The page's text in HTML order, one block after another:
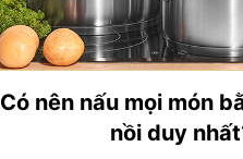
Có nên nấu mọi món
nồi duy